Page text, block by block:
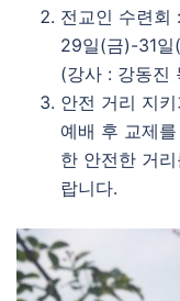
전교인 수련회 :
29일(금)-31일
(강사 : 강동진
안전 거리 지
예배 후 교제
한 안전한 거
랍니다.